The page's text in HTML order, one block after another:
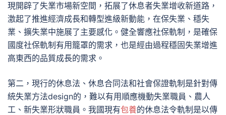
現開辟了失業市場新空間，拓展了休息者失業增收新道路，
激起了推進經濟成長和轉型進級新動能，在保失業、穩失
業、擴失業中施展了主要感化。健全響應社保軌制，是確保
國度社保軌制有用籠罩的需求，也是經由過程穩固失業增進
高東西的品質成長的需求。
第二，現行的休息法、休息合同法和社會保證軌制是針對傳
統失業方法design的，難以有用順應機動失業職員、農人
工、新失業形狀職員。我國現有包養的休息法令軌制是以傳